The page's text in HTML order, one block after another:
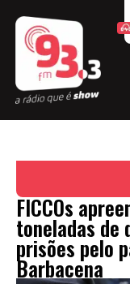
FICCOs
toneladas de
prisões pelo
Barbacena